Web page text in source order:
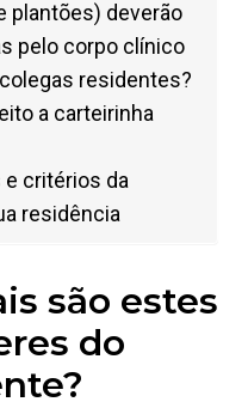
plantões) deverão
pelo corpo clínico
residentes?
a carteirinha
e critérios da
residência
são estes
do